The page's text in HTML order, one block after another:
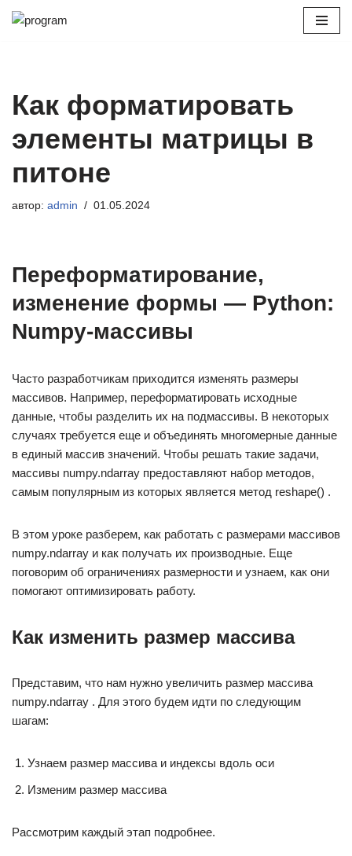
Как форматировать
элементы матрицы в
питоне
автор: admin 01.05.2024
Переформатирование,
изменение формы — Python:
Numpy-массивы
Часто разработчикам приходится изменять размеры
массивов. Например, переформатировать исходные
данные, чтобы разделить их на подмассивы. В некоторых
случаях требуется еще и объединять многомерные данные
в единый массив значений. Чтобы решать такие задачи,
массивы numpy.ndarray предоставляют набор методов,
самым популярным из которых является метод reshape() .
В этом уроке разберем, как работать с размерами массивов
numpy.ndarray и как получать их производные. Еще
поговорим об ограничениях размерности и узнаем, как они
помогают оптимизировать работу.
Как изменить размер массива
Представим, что нам нужно увеличить размер массива
numpy.ndarray . Для этого будем идти по следующим
шагам:
Узнаем размер массива и индексы вдоль оси
Изменим размер массива
Рассмотрим каждый этап подробнее.